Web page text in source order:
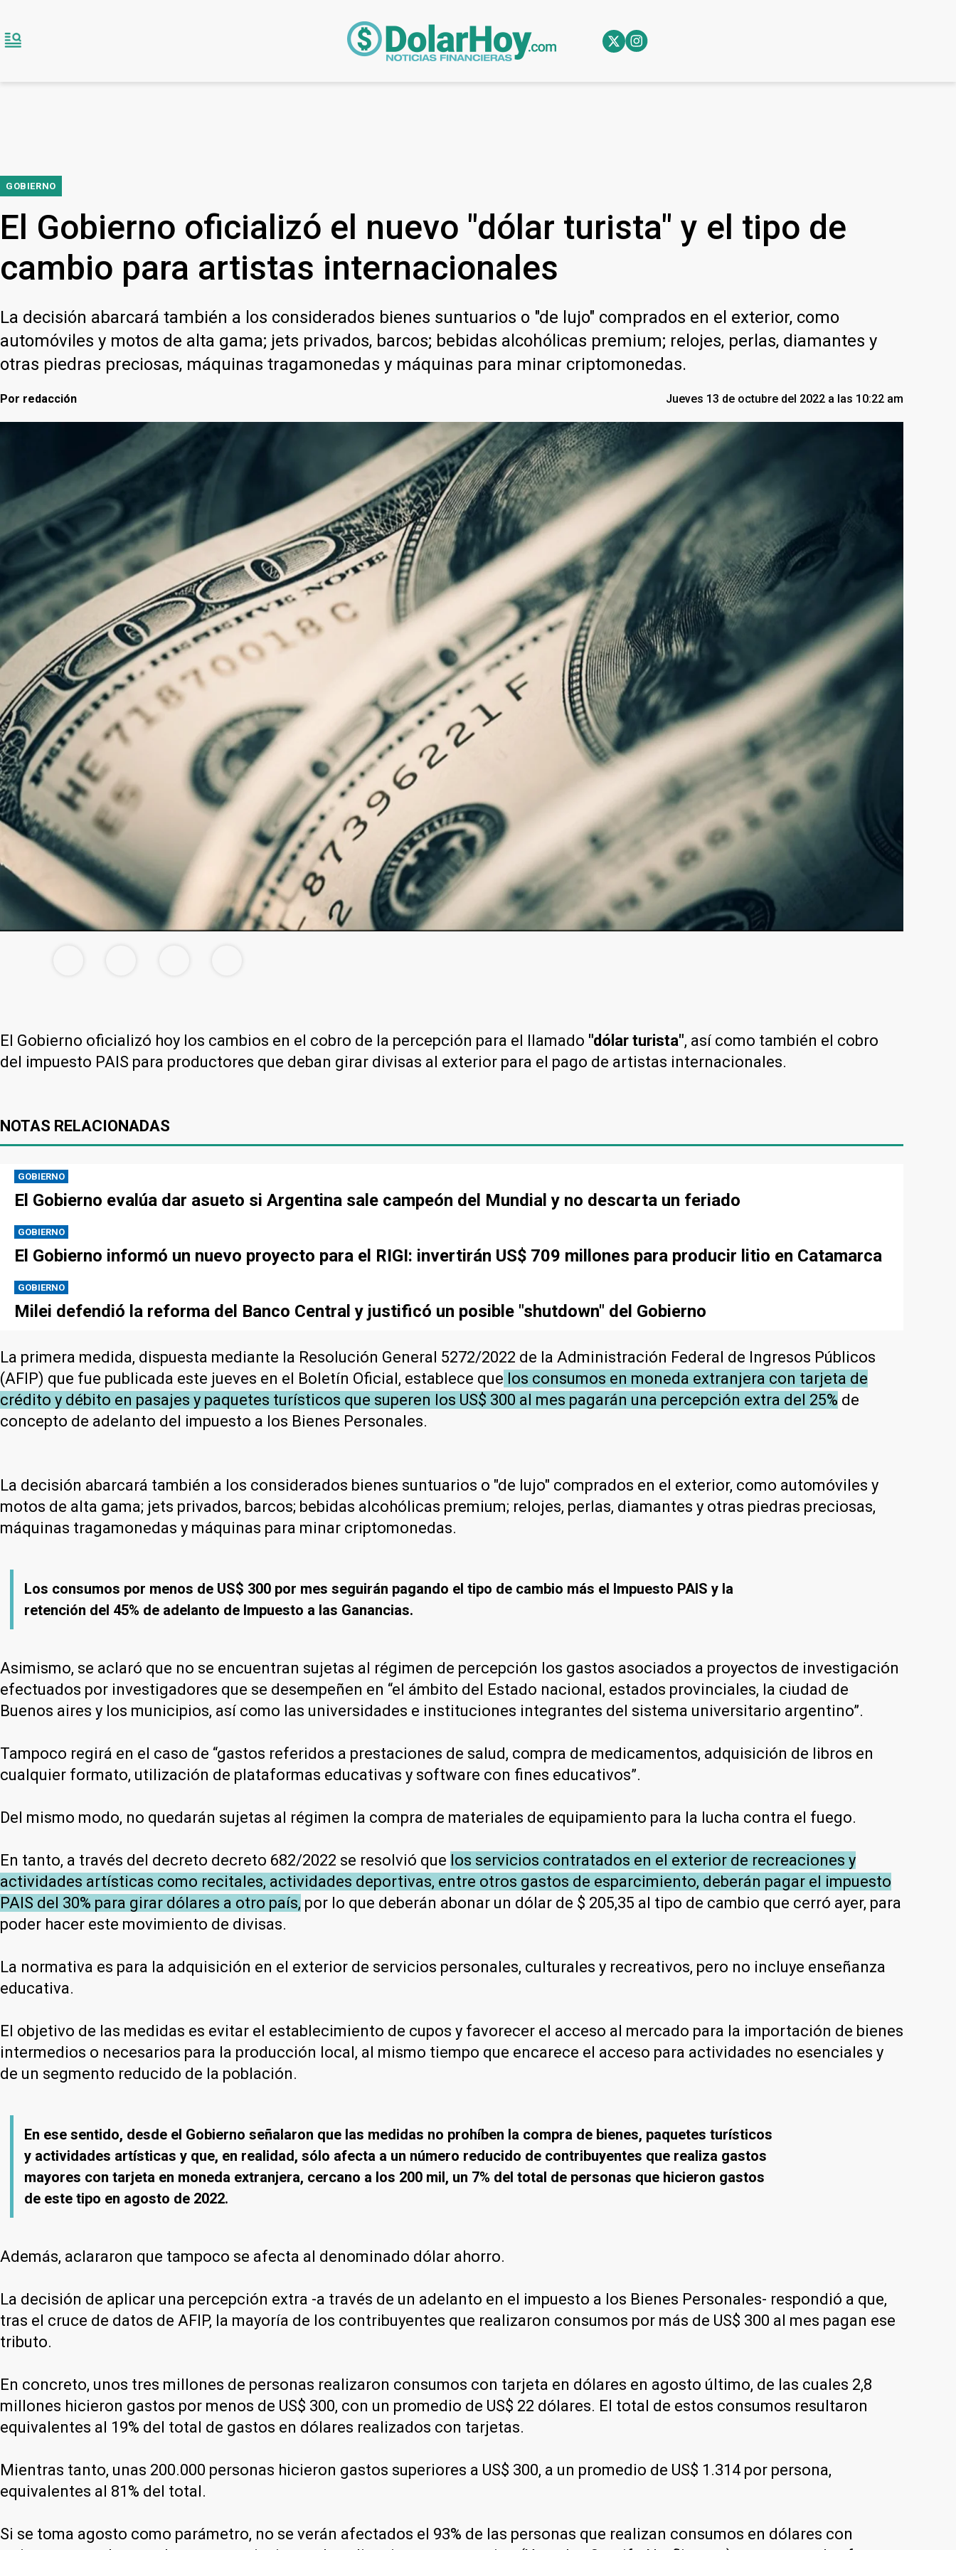
GOBIERNO
El Gobierno oficializó el nuevo "dólar turista" y el tipo de
cambio para artistas internacionales
La decisión abarcará también a los considerados bienes suntuarios o "de lujo" comprados en el exterior, como
automóviles y motos de alta gama; jets privados, barcos; bebidas alcohólicas premium; relojes, perlas, diamantes y
otras piedras preciosas, máquinas tragamonedas y máquinas para minar criptomonedas.
Por redacción Jueves 13 de octubre del 2022 a las 10:22 am
El Gobierno oficializó hoy los cambios en el cobro de la percepción para el llamado "dólar turista", así como también el cobro
del impuesto PAIS para productores que deban girar divisas al exterior para el pago de artistas internacionales.
NOTAS RELACIONADAS
GOBIERNO
El Gobierno evalúa dar asueto si Argentina sale campeón del Mundial y no descarta un feriado
GOBIERNO
El Gobierno informó un nuevo proyecto para el RIGI: invertirán US$ 709 millones para producir litio en Catamarca
GOBIERNO
Milei defendió la reforma del Banco Central y justificó un posible "shutdown" del Gobierno
La primera medida, dispuesta mediante la Resolución General 5272/2022 de la Administración Federal de Ingresos Públicos
(AFIP) que fue publicada este jueves en el Boletín Oficial, establece que los consumos en moneda extranjera con tarjeta de
crédito y débito en pasajes y paquetes turísticos que superen los US$ 300 al mes pagarán una percepción extra del 25% de
concepto de adelanto del impuesto a los Bienes Personales.
La decisión abarcará también a los considerados bienes suntuarios o "de lujo" comprados en el exterior, como automóviles y
motos de alta gama; jets privados, barcos; bebidas alcohólicas premium; relojes, perlas, diamantes y otras piedras preciosas,
máquinas tragamonedas y máquinas para minar criptomonedas.
Los consumos por menos de US$ 300 por mes seguirán pagando el tipo de cambio más el Impuesto PAIS y la
retención del 45% de adelanto de Impuesto a las Ganancias.
Asimismo, se aclaró que no se encuentran sujetas al régimen de percepción los gastos asociados a proyectos de investigación
efectuados por investigadores que se desempeñen en “el ámbito del Estado nacional, estados provinciales, la ciudad de
Buenos aires y los municipios, así como las universidades e instituciones integrantes del sistema universitario argentino”.
Tampoco regirá en el caso de “gastos referidos a prestaciones de salud, compra de medicamentos, adquisición de libros en
cualquier formato, utilización de plataformas educativas y software con fines educativos”.
Del mismo modo, no quedarán sujetas al régimen la compra de materiales de equipamiento para la lucha contra el fuego.
En tanto, a través del decreto decreto 682/2022 se resolvió que los servicios contratados en el exterior de recreaciones y
actividades artísticas como recitales, actividades deportivas, entre otros gastos de esparcimiento, deberán pagar el impuesto
PAIS del 30% para girar dólares a otro país, por lo que deberán abonar un dólar de $ 205,35 al tipo de cambio que cerró ayer, para
poder hacer este movimiento de divisas.
La normativa es para la adquisición en el exterior de servicios personales, culturales y recreativos, pero no incluye enseñanza
educativa.
El objetivo de las medidas es evitar el establecimiento de cupos y favorecer el acceso al mercado para la importación de bienes
intermedios o necesarios para la producción local, al mismo tiempo que encarece el acceso para actividades no esenciales y
de un segmento reducido de la población.
En ese sentido, desde el Gobierno señalaron que las medidas no prohíben la compra de bienes, paquetes turísticos
y actividades artísticas y que, en realidad, sólo afecta a un número reducido de contribuyentes que realiza gastos
mayores con tarjeta en moneda extranjera, cercano a los 200 mil, un 7% del total de personas que hicieron gastos
de este tipo en agosto de 2022.
Además, aclararon que tampoco se afecta al denominado dólar ahorro.
La decisión de aplicar una percepción extra -a través de un adelanto en el impuesto a los Bienes Personales- respondió a que,
tras el cruce de datos de AFIP, la mayoría de los contribuyentes que realizaron consumos por más de US$ 300 al mes pagan ese
tributo.
En concreto, unos tres millones de personas realizaron consumos con tarjeta en dólares en agosto último, de las cuales 2,8
millones hicieron gastos por menos de US$ 300, con un promedio de US$ 22 dólares. El total de estos consumos resultaron
equivalentes al 19% del total de gastos en dólares realizados con tarjetas.
Mientras tanto, unas 200.000 personas hicieron gastos superiores a US$ 300, a un promedio de US$ 1.314 por persona,
equivalentes al 81% del total.
Si se toma agosto como parámetro, no se verán afectados el 93% de las personas que realizan consumos en dólares con